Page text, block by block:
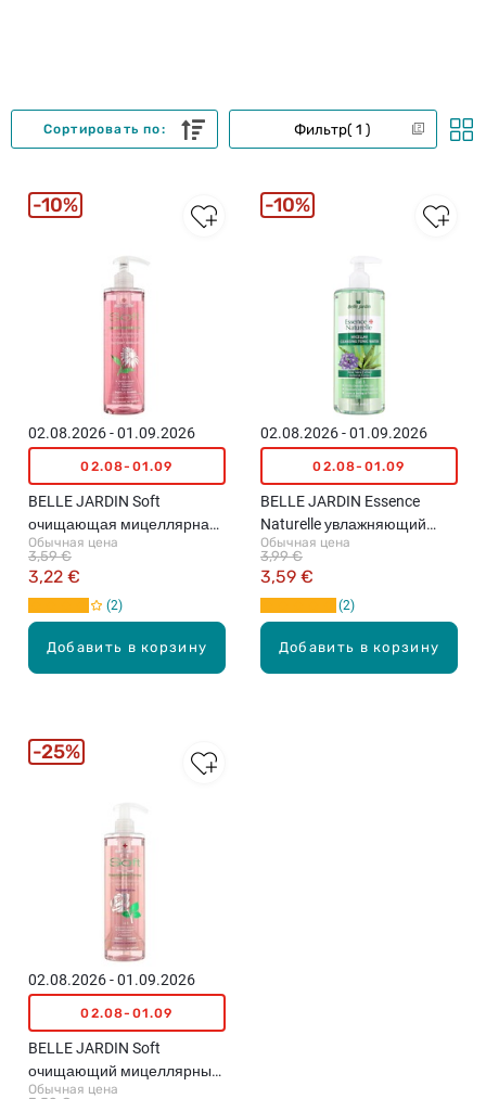
Фильтр 1
Сортировать по:
Добавить в корзину
02.08.2026 - 01.09.2026
02.08-01.09
BELLE JARDIN Soft
очищающая мицеллярная
вода с экстрактом
эхинацеи, 400мл
Обычная цена
3,22 €
3,59 €
2
10%
Добавить в корзину
02.08.2026 - 01.09.2026
02.08-01.09
BELLE JARDIN Essence
Naturelle увлажняющий
мицеллярный тоник 3in1,
500мл
Обычная цена
3,59 €
3,99 €
2
10%
02.08.2026 - 01.09.2026
02.08-01.09
BELLE JARDIN Soft
очищающий мицеллярный
раствор с экстрактом розы,
Обычная цена
25%